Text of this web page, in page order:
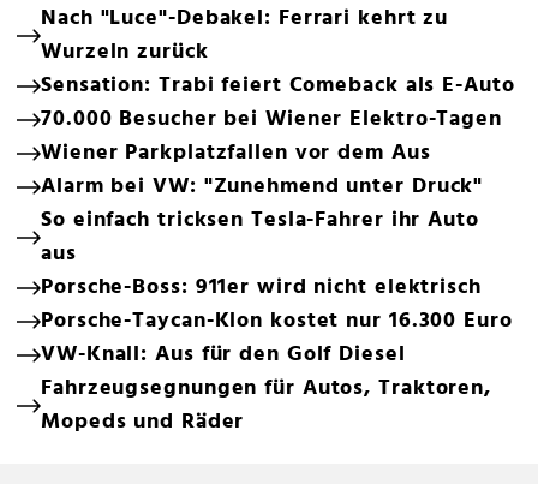
Nach "Luce"-Debakel: Ferrari kehrt zu
Wurzeln zurück
Sensation: Trabi feiert Comeback als E-Auto
70.000 Besucher bei Wiener Elektro-Tagen
Wiener Parkplatzfallen vor dem Aus
Alarm bei VW: "Zunehmend unter Druck"
So einfach tricksen Tesla-Fahrer ihr Auto
aus
Porsche-Boss: 911er wird nicht elektrisch
Porsche-Taycan-Klon kostet nur 16.300 Euro
VW-Knall: Aus für den Golf Diesel
Fahrzeugsegnungen für Autos, Traktoren,
Mopeds und Räder